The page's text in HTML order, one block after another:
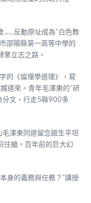
……反動原址成為“白色教
邵陽縣第一高等中學的
業立志之路。
的《倫理學道理》，寫
道來。青年毛澤東的“研
文，行走5縣900多
毛澤東同道留念館生平坦
往艙。百年前的巨大幻
身的義務與任務？”講授